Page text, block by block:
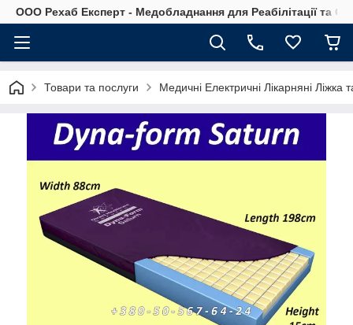
OOO Рехаб Експерт - Медобладнання для Реабілітації та
Товари та послуги Медичні Електричні Лікарняні Ліжка